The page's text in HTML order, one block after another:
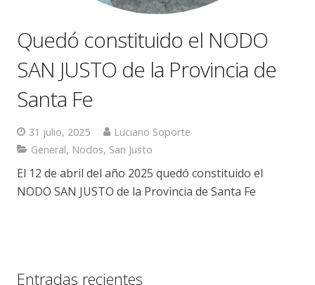
Quedó constituido el NODO
SAN JUSTO de la Provincia de
Santa Fe
31 julio, 2025
Luciano Soporte
General, Nodos, San Justo
El 12 de abril del año 2025 quedó constituido el
NODO SAN JUSTO de la Provincia de Santa Fe
Entradas recientes